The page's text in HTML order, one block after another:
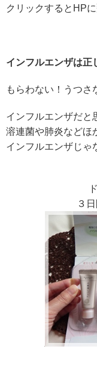
クリックするとHP
インフルエンザは正
もらわない！うつさ
インフルエンザだと
溶連菌や肺炎などほ
インフルエンザじゃ
３